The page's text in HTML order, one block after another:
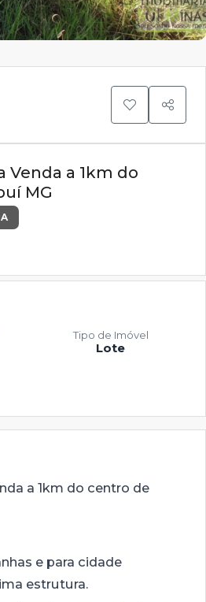
Venda a 1km do
MG
Lote
Tipo de Imóvel
a 1km do centro de
e para cidade
estrutura.